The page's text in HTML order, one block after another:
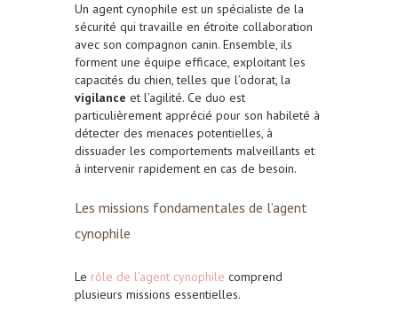
Un agent cynophile est un spécialiste de la
sécurité qui travaille en étroite collaboration
avec son compagnon canin. Ensemble, ils
forment une équipe efficace, exploitant les
capacités du chien, telles que l’odorat, la
vigilance et l’agilité. Ce duo est
particulièrement apprécié pour son habileté à
détecter des menaces potentielles, à
dissuader les comportements malveillants et
à intervenir rapidement en cas de besoin.
Les missions fondamentales de l’agent
cynophile
Le rôle de l’agent cynophile comprend
plusieurs missions essentielles.